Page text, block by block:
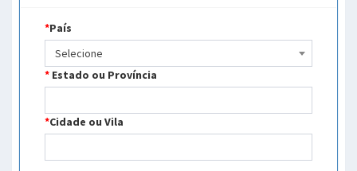
*País
Selecione
* Estado ou Província
*Cidade ou Vila